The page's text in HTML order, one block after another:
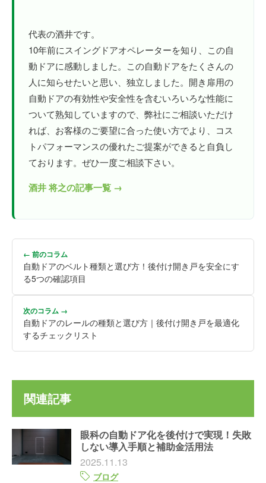
代表の酒井です。
10年前にスイングドアオペレーターを知り、この自
動ドアに感動しました。この自動ドアをたくさんの
人に知らせたいと思い、独立しました。開き扉用の
自動ドアの有効性や安全性を含むいろいろな性能に
ついて熟知していますので、弊社にご相談いただけ
れば、お客様のご要望に合った使い方でより、コス
トパフォーマンスの優れたご提案ができると自負し
ております。ぜひ一度ご相談下さい。
酒井 将之の記事一覧 →
← 前のコラム
自動ドアのベルト種類と選び方！後付け開き戸を安全にす
る5つの確認項目
次のコラム →
自動ドアのレールの種類と選び方｜後付け開き戸を最適化
するチェックリスト
関連記事
眼科の自動ドア化を後付けで実現！失敗
しない導入手順と補助金活用法
2025.11.13
ブログ